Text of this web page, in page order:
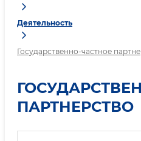
Деятельность
Государственно-частное
ПАРТНЕРСТВО